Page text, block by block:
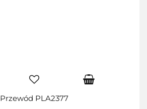
Przewód PLA2377